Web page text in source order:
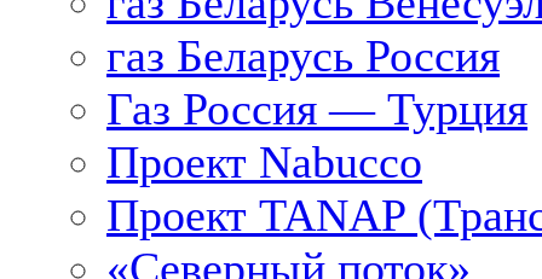
газ Беларусь Россия
Газ Россия — Турция
Проект Nabucco
Проект TANAP
«Северный поток»